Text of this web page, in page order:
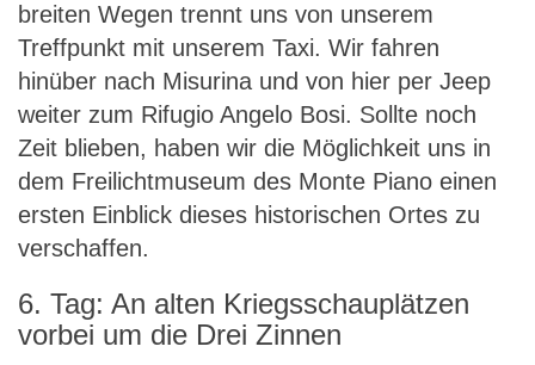
breiten Wegen trennt uns von unserem
Treffpunkt mit unserem Taxi. Wir fahren
hinüber nach Misurina und von hier per Jeep
weiter zum Rifugio Angelo Bosi. Sollte noch
Zeit blieben, haben wir die Möglichkeit uns in
dem Freilichtmuseum des Monte Piano einen
ersten Einblick dieses historischen Ortes zu
verschaffen.
6. Tag: An alten Kriegsschauplätzen
vorbei um die Drei Zinnen